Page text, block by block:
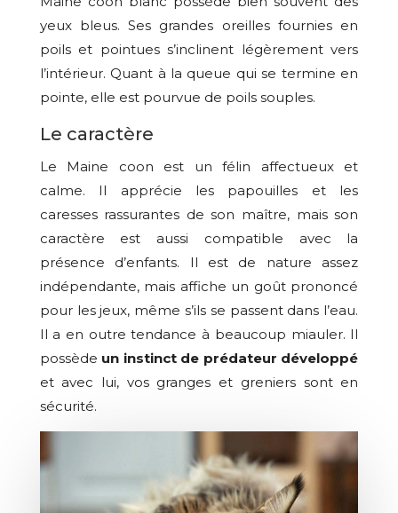
yeux bleus. Ses grandes oreilles fournies en
poils et pointues s’inclinent légèrement vers
l’intérieur. Quant à la queue qui se termine en
pointe, elle est pourvue de poils souples.
Le caractère
Le Maine coon est un félin affectueux et
calme. Il apprécie les papouilles et les
caresses rassurantes de son maître, mais son
caractère est aussi compatible avec la
présence d’enfants. Il est de nature assez
indépendante, mais affiche un goût prononcé
pour les jeux, même s’ils se passent dans l’eau.
Il a en outre tendance à beaucoup miauler. Il
possède un instinct de prédateur développé
et avec lui, vos granges et greniers sont en
sécurité.